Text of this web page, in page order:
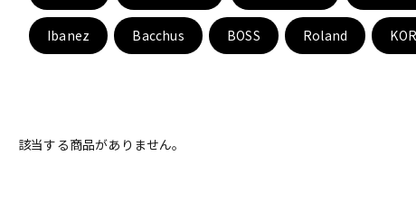
Ibanez Bacchus BOSS Roland
該当する商品がありません。